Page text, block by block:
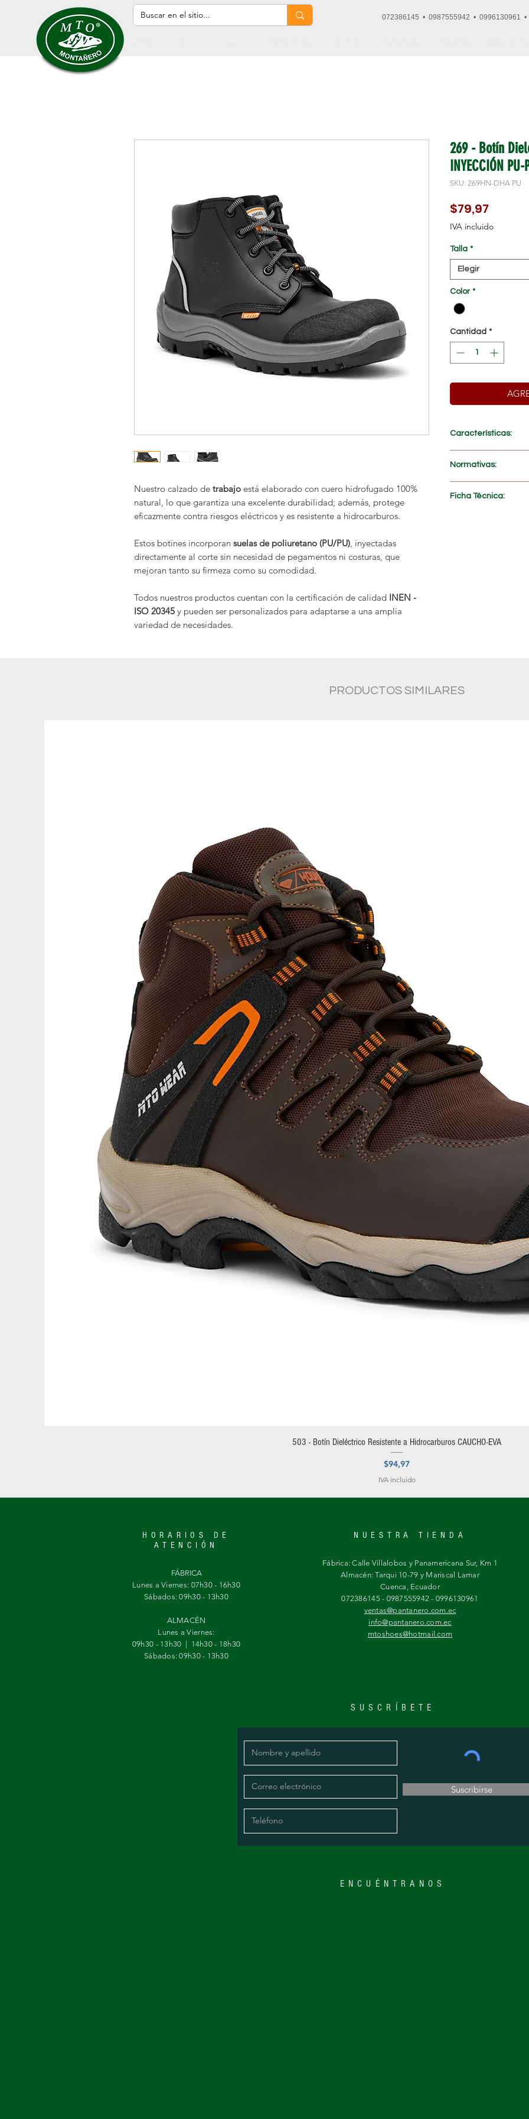
072386145 • 0987555942 • 0996130961 •
Nuestro calzado de trabajo está elaborado con cuero hidrofugado 100%
natural, lo que garantiza una excelente durabilidad; además, protege
eficazmente contra riesgos eléctricos y es resistente a hidrocarburos.
Estos botines incorporan suelas de poliuretano (PU/PU), inyectadas
directamente al corte sin necesidad de pegamentos ni costuras, que
mejoran tanto su firmeza como su comodidad.
Todos nuestros productos cuentan con la certificación de calidad INEN -
ISO 20345 y pueden ser personalizados para adaptarse a una amplia
variedad de necesidades.
269 - Botín
INYECCIÓN PU-
SKU: 269HN-DHA PU
$79,97
IVA incluido
Talla *
Elegir
Color *
Cantidad *
Características:
Suelas enCaucho-
Suelasresistentes al
Normativas:
Ficha Técnica:
PRODUCTOS SIMILARES
Vista rápida
503 - Botín Dieléctrico Resistente a Hidrocarburos CAUCHO-EVA
Precio
$94,97
IVA incluido
HORARIOS DE
ATENCIÓN
FÁBRICA
Lunes a Viernes: 07h30 - 16h30
Sábados:09h30 - 13h30
ALMACÉN
Lunes a Viernes:
09h30 - 13h30 | 14h30 - 18h30
Sábados:09h30 - 13h30
NUESTRA TIENDA
Fábrica: Calle Villalobos y Panamericana Sur, Km 1
Almacén: Tarqui 10-79 y Mariscal Lamar
Cuenca, Ecuador
072386145 - 0987555942 - 0996130961
ventas@pantanero.com.ec
info@pantanero.com.ec
mtoshoes@hotmail.com
SUSCRÍBETE
Suscribirse
ENCUÉNTRANOS